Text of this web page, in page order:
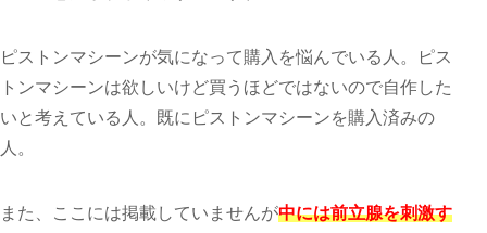
ピストンマシーンが気になって購入を悩んでいる人。ピス
トンマシーンは欲しいけど買うほどではないので自作した
いと考えている人。既にピストンマシーンを購入済みの
人。
また、ここには掲載していませんが中には前立腺を刺激す